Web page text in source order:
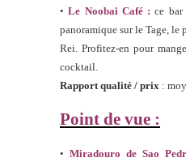
• Le Noobai Café : ce bar
panoramique sur le Tage,
Rei. Profitez-en pour
cocktail.
Rapport qualité / prix :
Point de vue :
• Miradouro de Sao